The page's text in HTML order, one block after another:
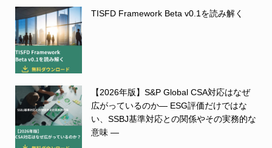
TISFD Framework Beta v0.1を読み解く
【2026年版】S&P Global CSA対応はなぜ
広がっているのか― ESG評価だけではな
い、SSBJ基準対応との関係やその実務的な
意味 ―